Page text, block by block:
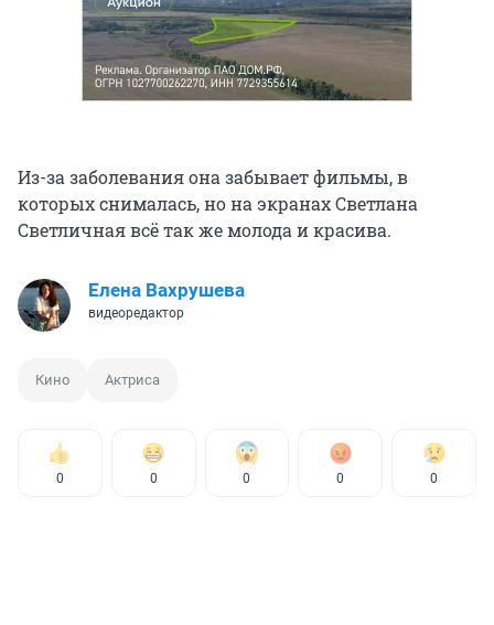
Из-за заболевания она забывает фильмы, в
которых снималась, но на экранах Светлана
Светличная всё так же молода и красива.
Елена Вахрушева
видеоредактор
Кино Актриса
0 0 0 0 0